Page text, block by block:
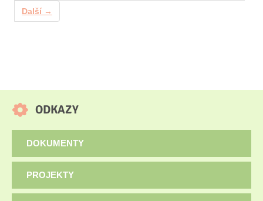
Další →
ODKAZY
DOKUMENTY
PROJEKTY